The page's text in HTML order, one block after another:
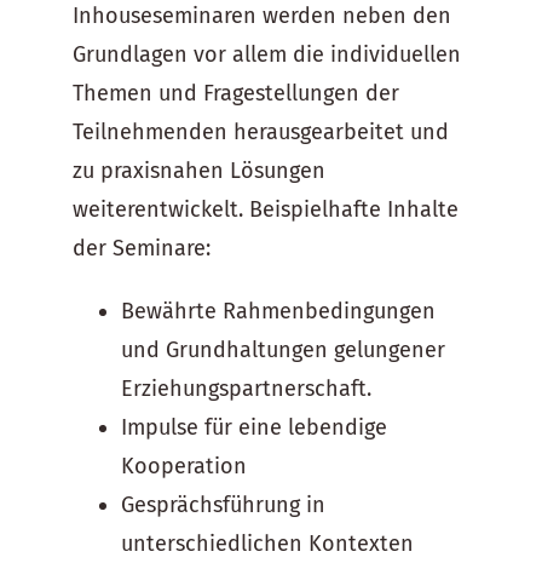
Inhouseseminaren werden neben den
Grundlagen vor allem die individuellen
Themen und Fragestellungen der
Teilnehmenden herausgearbeitet und
zu praxisnahen Lösungen
weiterentwickelt. Beispielhafte Inhalte
der Seminare:
Bewährte Rahmenbedingungen
und Grundhaltungen gelungener
Erziehungspartnerschaft.
Impulse für eine lebendige
Kooperation
Gesprächsführung in
unterschiedlichen Kontexten